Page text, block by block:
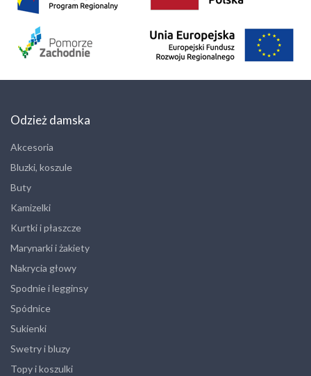
Odzież damska
Akcesoria
Bluzki, koszule
Buty
Kamizelki
Kurtki i płaszcze
Marynarki i żakiety
Nakrycia głowy
Spodnie i legginsy
Spódnice
Sukienki
Swetry i bluzy
Topy i koszulki